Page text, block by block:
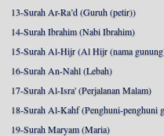
13-Surah Ar-Ra’d (Guruh (petir))
14-Surah Ibrahim (Nabi Ibrahim)
15-Surah Al-Hijr (Al Hijr (nama
16-Surah An-Nahl (Lebah)
17-Surah Al-Isra' (Perjalanan Malam)
18-Surah Al-Kahf (Penghuni-penghuni
19-Surah Maryam (Maria)